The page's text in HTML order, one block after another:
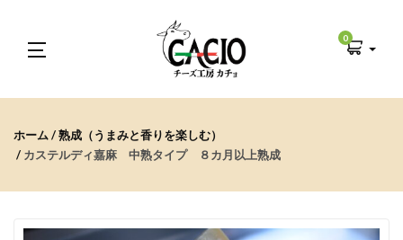
0
ホーム
熟成（うまみと香りを楽しむ）
カステルディ嘉麻 中熟タイプ ８カ月以上熟成